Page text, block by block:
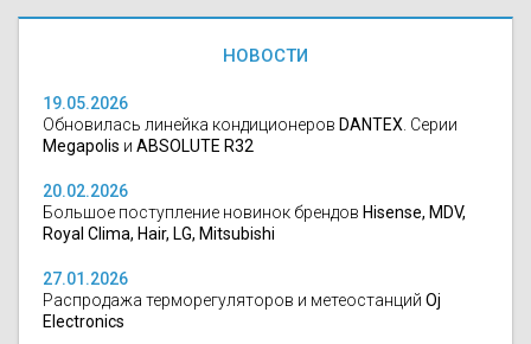
НОВОСТИ
19.05.2026
Обновилась линейка кондиционеров DANTEX . Серии
Megapolis и ABSOLUTE R32
20.02.2026
Большое поступление новинок брендов Hisense, MDV,
Royal Clima, Hair, LG, Mitsubishi
27.01.2026
Распродажа терморегуляторов и метеостанций Oj
Electronics